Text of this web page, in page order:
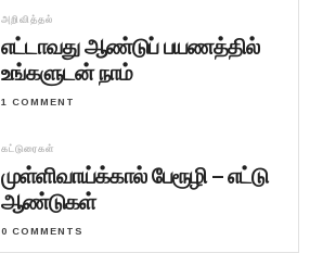
அறிவித்தல்
எட்டாவது ஆண்டுப் பயணத்தில்
உங்களுடன் நாம்
1 COMMENT
கட்டுரைகள்
முள்ளிவாய்க்கால் பேரூழி – எட்டு
ஆண்டுகள்
0 COMMENTS